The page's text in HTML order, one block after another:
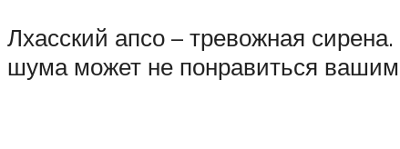
Лхасский апсо – тревожная
шума может не понравиться